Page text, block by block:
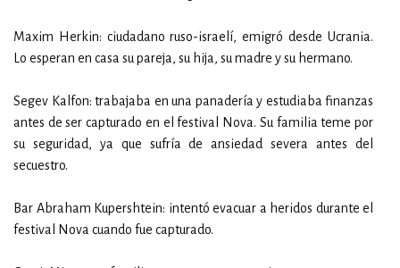
Maxim Herkin: ciudadano ruso-israelí, emigró desde Ucrania.
Lo esperan en casa su pareja, su hija, su madre y su hermano.
Segev Kalfon: trabajaba en una panadería y estudiaba finanzas
antes de ser capturado en el festival Nova. Su familia teme por
su seguridad, ya que sufría de ansiedad severa antes del
secuestro.
Bar Abraham Kupershtein: intentó evacuar a heridos durante el
festival Nova cuando fue capturado.